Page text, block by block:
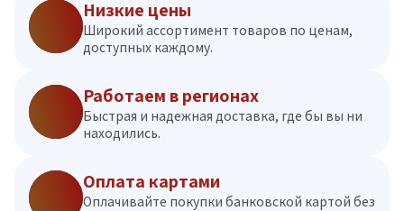
Низкие цены
Широкий ассортимент товаров по ценам,
доступных каждому.
Работаем в регионах
Быстрая и надежная доставка, где бы вы ни
находились.
Оплата картами
Оплачивайте покупки банковской картой без